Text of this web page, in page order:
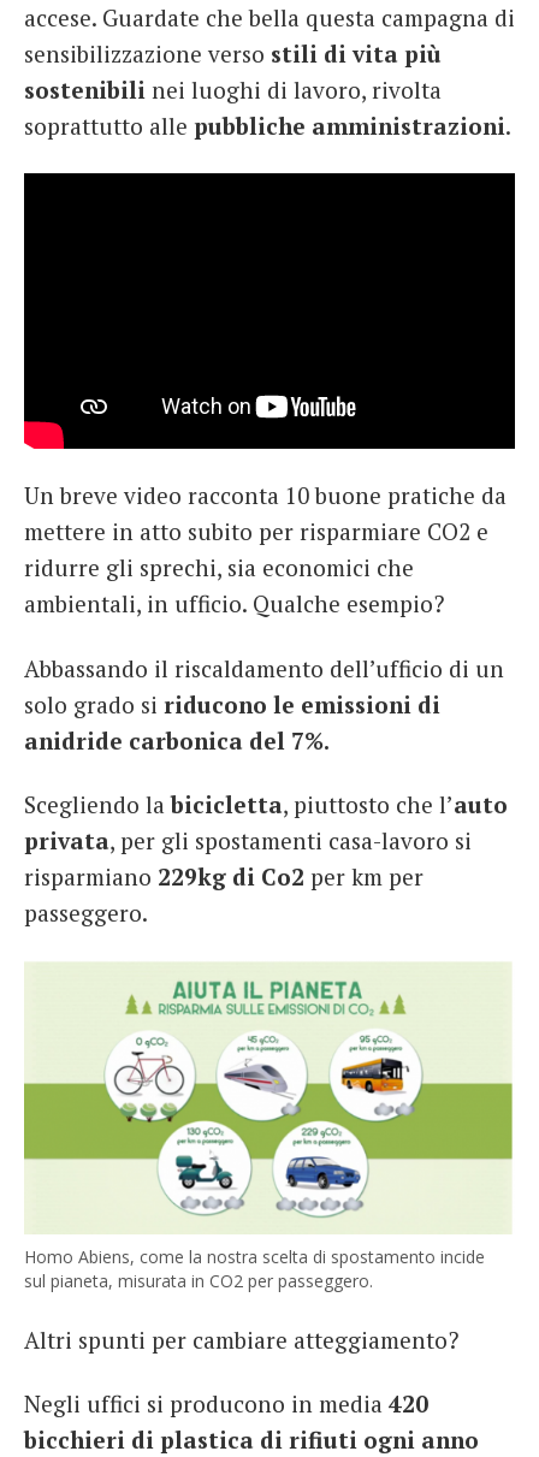
accese. Guardate che bella questa campagna di
sensibilizzazione verso stili di vita più
sostenibili nei luoghi di lavoro, rivolta
soprattutto alle pubbliche amministrazioni.
Un breve video racconta 10 buone pratiche da
mettere in atto subito per risparmiare CO2 e
ridurre gli sprechi, sia economici che
ambientali, in ufficio. Qualche esempio?
Abbassando il riscaldamento dell’ufficio di un
solo grado si riducono le emissioni di
anidride carbonica del 7%.
Scegliendo labicicletta, piuttosto che l’auto
privata, per gli spostamenti casa-lavoro si
risparmiano 229kg di Co2 per km per
passeggero.
Homo Abiens, come la nostra scelta di spostamento incide
sul pianeta, misurata in CO2 per passeggero.
Altri spunti per cambiare atteggiamento?
Negli uffici si producono in media 420
bicchieri di plastica di rifiuti ogni anno